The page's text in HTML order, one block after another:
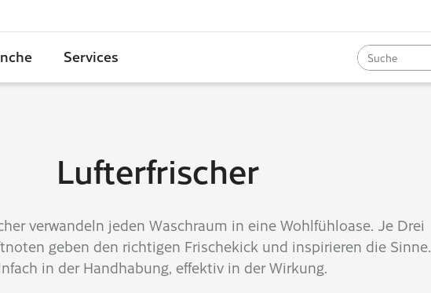
Services
Lufterfrischer
verwandeln jeden Waschraum in eine Wohlfühloase. Je Drei
geben den richtigen Frischekick und inspirieren die Sinne.
in der Handhabung, effektiv in der Wirkung.